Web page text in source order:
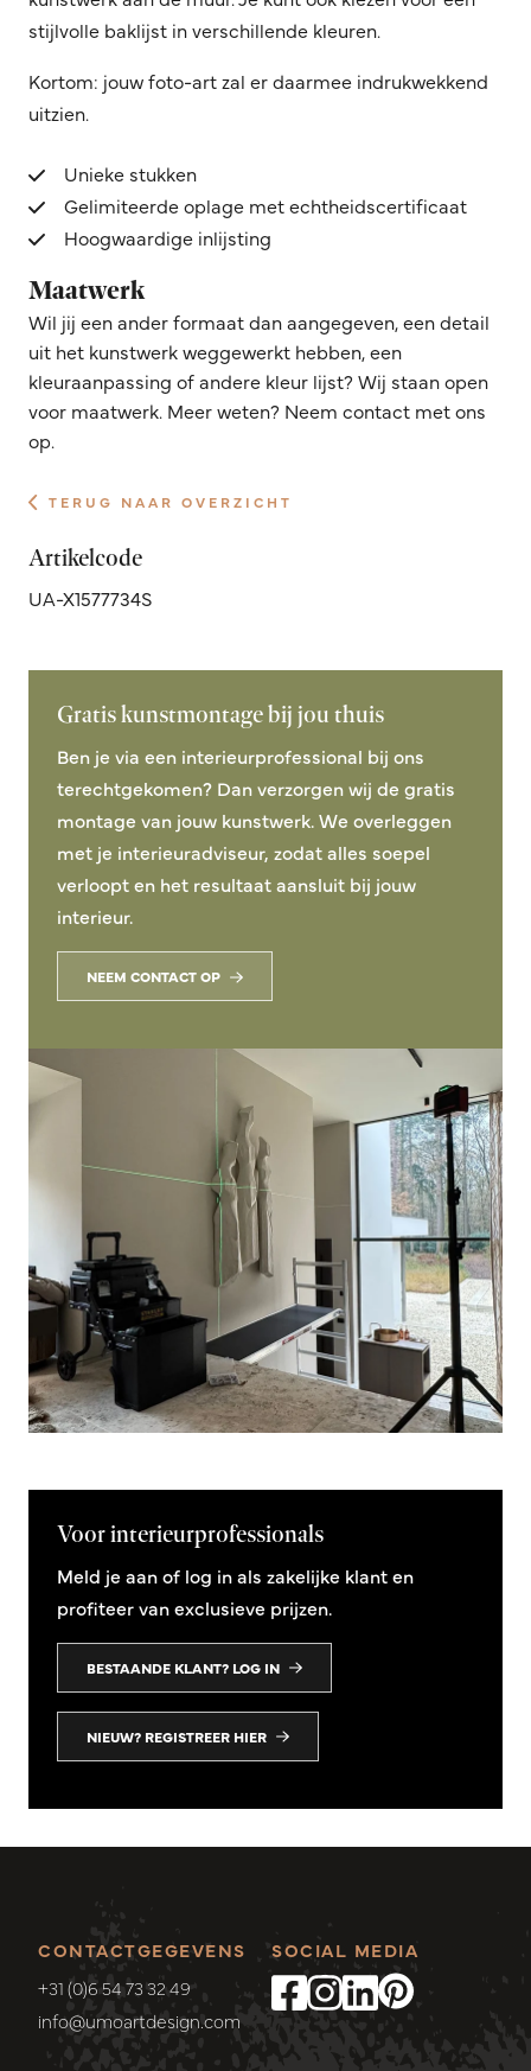
stijlvolle baklijst in verschillende kleuren.
Kortom: jouw foto-art zal er daarmee indrukwekkend
uitzien.
Unieke stukken
Gelimiteerde oplage met echtheidscertificaat
Hoogwaardige inlijsting
Maatwerk
Wil jij een ander formaat dan aangegeven, een detail
uit het kunstwerk weggewerkt hebben, een
kleuraanpassing of andere kleur lijst? Wij staan open
voor maatwerk. Meer weten? Neem contact met ons
op.
TERUG NAAR OVERZICHT
Artikelcode
UA-X1577734S
Gratis kunstmontage bij jou thuis
Ben je via een interieurprofessional bij ons
terechtgekomen? Dan verzorgen wij de gratis
montage van jouw kunstwerk. We overleggen
met je interieuradviseur, zodat alles soepel
verloopt en het resultaat aansluit bij jouw
interieur.
NEEM CONTACT OP
Voor interieurprofessionals
Meld je aan of log in als zakelijke klant en
profiteer van exclusieve prijzen.
BESTAANDE KLANT? LOG IN
NIEUW? REGISTREER HIER
CONTACTGEGEVENS
+31 (0)6 54 73 32 49
info@umoartdesign.com
SOCIAL MEDIA